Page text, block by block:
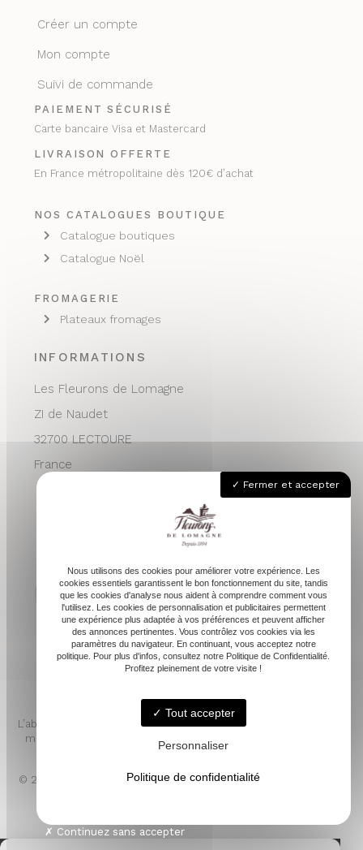
INFORMATIONS
Les Fleurons de Lomagne
ZI de Naudet
32700 LECTOURE
France
contactvpc@fleuronsdelomagne.com
Depuis 1994
Créer un compte
Mon compte
Suivi de commande
PAIEMENT SÉCURISÉ
Carte bancaire Visa et Mastercard
LIVRAISON OFFERTE
En France métropolitaine dès 120€ d’achat
NOS CATALOGUES BOUTIQUE
Catalogue boutiques
Catalogue Noël
FROMAGERIE
Plateaux fromages
L’abus d’alcool est dangereux pour la santé. À consommer avec
modération. Pour votre santé, mangez au moins cinq fruits et
légumes par jour. www.mangerbouger.fr
© 2026 - FLEURONS DE LOMAGNE -Mentions légales
Fermer et accepter
Nous utilisons des cookies pour améliorer votre expérience. Les
cookies essentiels garantissent le bon fonctionnement du site, tandis
que les cookies d'analyse nous aident à comprendre comment vous
l'utilisez. Les cookies de personnalisation et publicitaires permettent
une expérience plus adaptée à vos préférences et peuvent afficher
des annonces pertinentes. Vous contrôlez vos cookies via les
paramètres du navigateur. En continuant, vous acceptez notre
politique. Pour plus d'infos, consultez notre Politique de Confidentialité.
Profitez pleinement de votre visite !
Tout accepter
Personnaliser
Politique de confidentialité
Continuez sans accepter